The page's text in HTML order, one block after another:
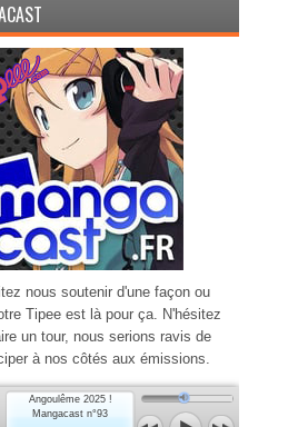
nous soutenir d'une façon ou
Tipee est là pour ça. N'hésitez
un tour, nous serions ravis de
à nos côtés aux émissions.
Angoulême 2025 !
Mangacast n°93